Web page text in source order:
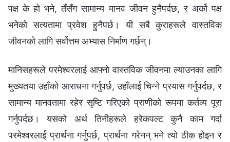
पक्ष के हो भने, तँसँग सामान्य मानव जीवन हुनैपर्दछ, र अर्को पक्ष
भनेको सत्यतामा प्रवेश हुनैपर्छ। यी सबै कुराहरूले वास्तविक
जीवनको लागि सर्वोत्तम अभ्यास निर्माण गर्छन्।
मानिसहरूले परमेश्‍वरलाई आफ्नो वास्तविक जीवनमा ल्याउनका लागि
मुख्यतया उहाँको आराधना गर्नुपर्छ, उहाँलाई चिन्ने प्रयास गर्नुपर्दछ, र
सामान्य मानवतामा रहेर सृष्टि गरिएको प्राणीको रूपमा कर्तव्य पूरा
गर्नुपर्दछ। यसको अर्थ तिनीहरूले हरेकपल्ट कुनै काम गर्दा
परमेश्‍वरलाई प्रार्थना गर्नुपर्छ, प्रार्थना गरेनन् भने त्यो ठीक होइन र